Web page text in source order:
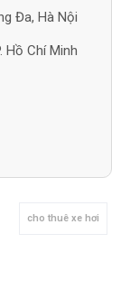
Đa, Hà Nội
Hồ Chí Minh
cho thuê xe hơi